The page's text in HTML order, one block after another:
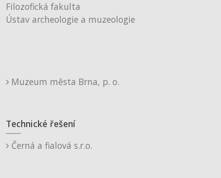
Filozofická fakulta
Ústav archeologie a muzeologie
Muzeum města Brna, p. o.
Technické řešení
Černá a fialová s.r.o.